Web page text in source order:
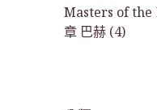
Masters of the
章 巴赫 (4)